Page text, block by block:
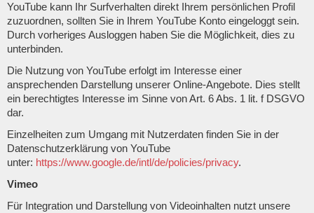
YouTube kann Ihr Surfverhalten direkt Ihrem persönlichen Profil
zuzuordnen, sollten Sie in Ihrem YouTube Konto eingeloggt sein.
Durch vorheriges Ausloggen haben Sie die Möglichkeit, dies zu
unterbinden.
Die Nutzung von YouTube erfolgt im Interesse einer
ansprechenden Darstellung unserer Online-Angebote. Dies stellt
ein berechtigtes Interesse im Sinne von Art. 6 Abs. 1 lit. f DSGVO
dar.
Einzelheiten zum Umgang mit Nutzerdaten finden Sie in der
Datenschutzerklärung von YouTube
unter: https://www.google.de/intl/de/policies/privacy.
Vimeo
Für Integration und Darstellung von Videoinhalten nutzt unsere